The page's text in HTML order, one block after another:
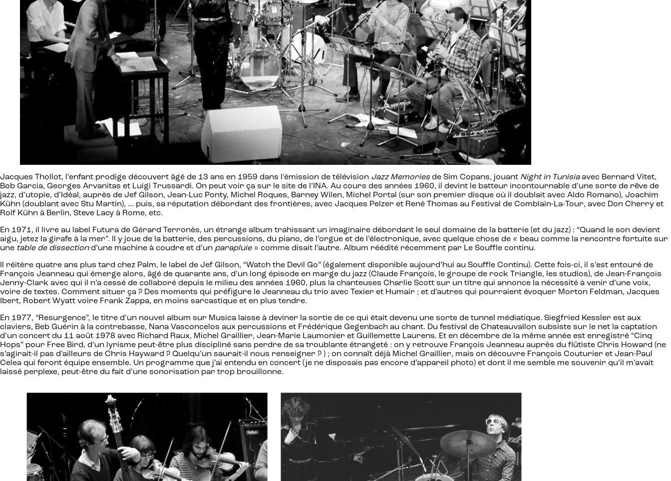
Jacques Thollot, l’enfant prodige découvert âgé de 13 ans en 1959 dans l’émission de télévision Jazz Memories de Sim Copans, jouant Night in Tunisiaavec Bernard Vitet,
Bob Garcia, Georges Arvanitas et Luigi Trussardi. On peut voir ça sur le site de l’INA. Au cours des années 1960, il devint le batteur incontournable d’une sorte de rêve de
jazz, d’utopie, d’Idéal, auprès de Jef Gilson, Jean-Luc Ponty, Michel Roques, Barney Wilen, Michel Portal (sur son premier disque où il doublait avec Aldo Romano), Joachim
Kühn (doublant avec Stu Martin), … puis, sa réputation débordant des frontières, avec Jacques Pelzer et René Thomas au Festival de Comblain-La-Tour, avec Don Cherry et
Rolf Kühn à Berlin, Steve Lacy à Rome, etc.
En 1971, il livre au label Futura de Gérard Terronès, un étrange album trahissant un imaginaire débordant le seul domaine de la batterie (et du jazz) : “Quand le son devient
aigu, jetez la girafe à la mer”. Il y joue de la batterie, des percussions, du piano, de l’orgue et de l’électronique, avec quelque chose de « beau comme la rencontre fortuite sur
une table de dissectiond’une machine à coudre et d’un parapluie» comme disait l’autre. Album réédité récemment par Le Souffle continu.
Il réitère quatre ans plus tard chez Palm, le label de Jef Gilson, “Watch the Devil Go” (également disponible aujourd’hui au Souffle Continu). Cette fois-ci, il s’est entouré de
François Jeanneau qui émerge alors, âgé de quarante ans, d’un long épisode en marge du jazz (Claude François, le groupe de rock Triangle, les studios), de Jean-François
Jenny-Clark avec qui il n’a cessé de collaboré depuis le milieu des années 1960, plus la chanteuses Charlie Scott sur un titre qui annonce la nécessité à venir d’une voix,
voire de textes. Comment situer ça ? Des moments qui préfigure le Jeanneau du trio avec Texier et Humair ; et d’autres qui pourraient évoquer Morton Feldman, Jacques
Ibert, Robert Wyatt voire Frank Zappa, en moins sarcastique et en plus tendre.
En 1977, “Resurgence”, le titre d’un nouvel album sur Musica laisse à deviner la sortie de ce qui était devenu une sorte de tunnel médiatique. Siegfried Kessler est aux
claviers, Beb Guérin à la contrebasse, Nana Vasconcelos aux percussions et Frédérique Gegenbach au chant. Du festival de Chateauvallon subsiste sur le net la captation
d’un concert du 11 août 1978 avec Richard Raux, Michel Graillier, Jean-Marie Laumonier et Guillemette Laurens. Et en décembre de la même année est enregistré “Cinq
Hops” pour Free Bird, d’un lyrisme peut-être plus discipliné sans perdre de sa troublante étrangeté : on y retrouve François Jeanneau auprès du flûtiste Chris Howard (ne
s’agirait-il pas d’ailleurs de Chris Hayward ? Quelqu’un saurait-il nous renseigner ? ) ; on connaît déjà Michel Graillier, mais on découvre François Couturier et Jean-Paul
Celea qui feront équipe ensemble. Un programme que j’ai entendu en concert (je ne disposais pas encore d’appareil photo) et dont il me semble me souvenir qu’il m’avait
laissé perplexe, peut-être du fait d’une sonorisation par trop brouillonne.